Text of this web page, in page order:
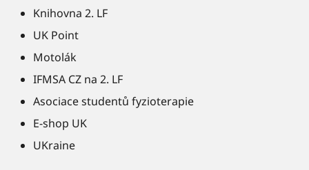
Knihovna 2. LF
UK Point
Motolák
IFMSA CZ na 2. LF
Asociace studentů fyzioterapie
E-shop UK
UKraine